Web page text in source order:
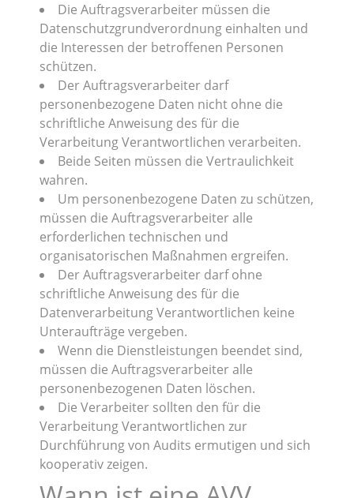
Die Auftragsverarbeiter müssen die
Datenschutzgrundverordnung einhalten und
die Interessen der betroffenen Personen
schützen.
Der Auftragsverarbeiter darf
personenbezogene Daten nicht ohne die
schriftliche Anweisung des für die
Verarbeitung Verantwortlichen verarbeiten.
Beide Seiten müssen die Vertraulichkeit
wahren.
Um personenbezogene Daten zu schützen,
müssen die Auftragsverarbeiter alle
erforderlichen technischen und
organisatorischen Maßnahmen ergreifen.
Der Auftragsverarbeiter darf ohne
schriftliche Anweisung des für die
Datenverarbeitung Verantwortlichen keine
Unteraufträge vergeben.
Wenn die Dienstleistungen beendet sind,
müssen die Auftragsverarbeiter alle
personenbezogenen Daten löschen.
Die Verarbeiter sollten den für die
Verarbeitung Verantwortlichen zur
Durchführung von Audits ermutigen und sich
kooperativ zeigen.